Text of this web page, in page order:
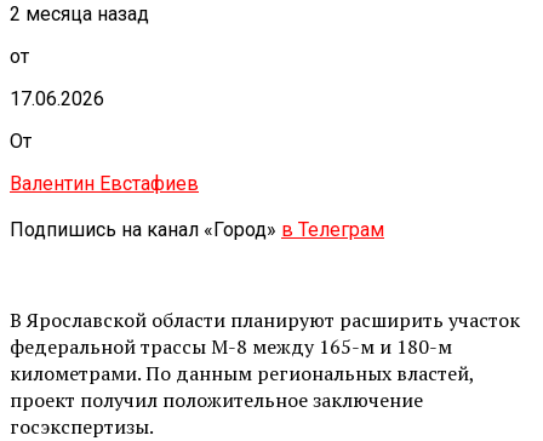
2 месяца назад
от
17.06.2026
От
Валентин Евстафиев
Подпишись на канал «Город» в Телеграм
В Ярославской области планируют расширить участок
федеральной трассы М-8 между 165-м и 180-м
километрами. По данным региональных властей,
проект получил положительное заключение
госэкспертизы.